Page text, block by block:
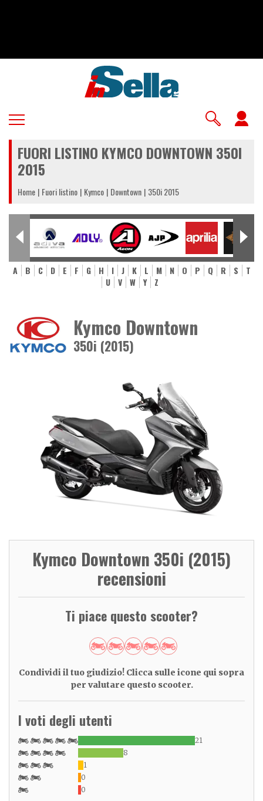
FUORI LISTINO KYMCO DOWNTOWN 350I
2015
Home Fuori listino Kymco Downtown 350i 2015
A B C D E F G H I J K L M N O P Q R S
T
U
V W Y Z
Kymco Downtown
350i (2015)
Kymco Downtown 350i (2015)
recensioni
Ti piace questo scooter?
Condividi il tuo giudizio! Clicca sulle icone qui sopra
per valutare questo scooter.
I voti degli utenti
21
8
1
0
0